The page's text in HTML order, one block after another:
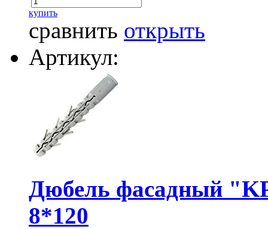
купить
сравнить открыть
Артикул:
Дюбель фасадный
8*120